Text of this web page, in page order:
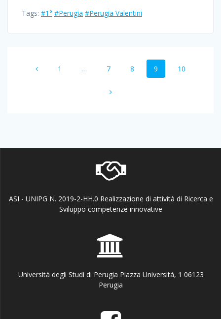
Tags: #1° #Perugia #Perugia Valentini
navigation
Page
1 … Page
7 Page
8 Page
9 Page
10
ASI - UNIPG N. 2019-2-HH.0 Realizzazione di attività di Ricerca e
Sviluppo competenze innovative
Università degli Studi di Perugia Piazza Università, 1 06123
Perugia